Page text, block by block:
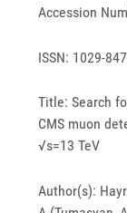
Accession
ISSN: 1029-
Title: Search
CMS muon
√s=13 TeV
Author(s):